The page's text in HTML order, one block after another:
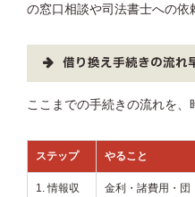
の窓口相談や司法書士への依
借り換え手続きの流れ
ここまでの手続きの流れを、
ステップ やること
1. 情報収
金利・諸費用・団